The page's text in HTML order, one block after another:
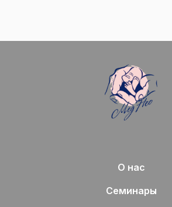
О нас
Семинары